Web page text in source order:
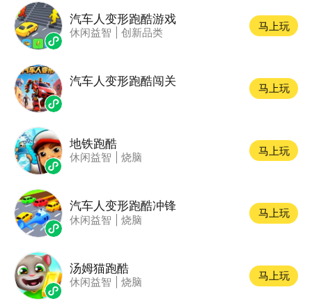
汽车人变形跑酷游戏
休闲益智 创新品类
马上玩
汽车人变形跑酷闯关
马上玩
地铁跑酷
休闲益智 烧脑
马上玩
汽车人变形跑酷冲锋
休闲益智 烧脑
马上玩
汤姆猫跑酷
休闲益智 烧脑
马上玩